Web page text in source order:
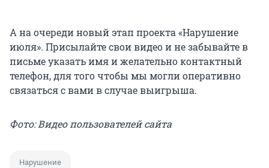
А на очереди новый этап проекта «Нарушение
июля». Присылайте свои видео и не забывайте в
письме указать имя и желательно контактный
телефон, для того чтобы мы могли оперативно
связаться с вами в случае выигрыша.
Фото: Видео пользователей сайта
Нарушение